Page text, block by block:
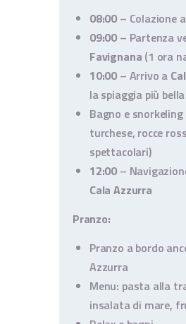
08:00 – Colazione
09:00 – Partenza
Favignana (1 ora
10:00 – Arrivo a
la spiaggia più
Bagno e
turchese, rocce
spettacolari)
12:00 –
Cala Azzurra
Pranzo:
Pranzo a bordo
Azzurra
Menu: pasta alla
insalata di mare,